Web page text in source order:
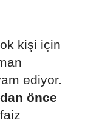
kişi için
ediyor.
önce